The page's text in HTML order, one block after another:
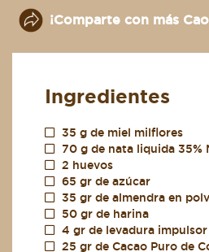
¡Comparte con más
Ingredientes
35 g de miel milflores
70 g de nata liquida 35%
2 huevos
65 gr de azúcar
35 gr de almendra en
50 gr de harina
4 gr de levadura impulsor
25 gr de Cacao Puro de